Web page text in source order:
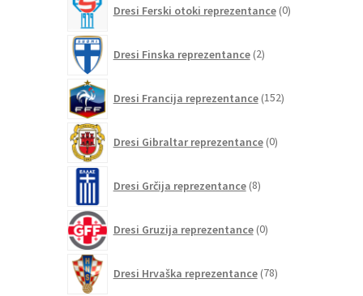
Dresi Ferski otoki reprezentance 0izdelkov
Dresi Finska reprezentance 2izdelka
Dresi Francija reprezentance 152izdelkov
Dresi Gibraltar reprezentance 0izdelkov
Dresi Grčija reprezentance 8izdelkov
Dresi Gruzija reprezentance 0izdelkov
Dresi Hrvaška reprezentance 78izdelkov